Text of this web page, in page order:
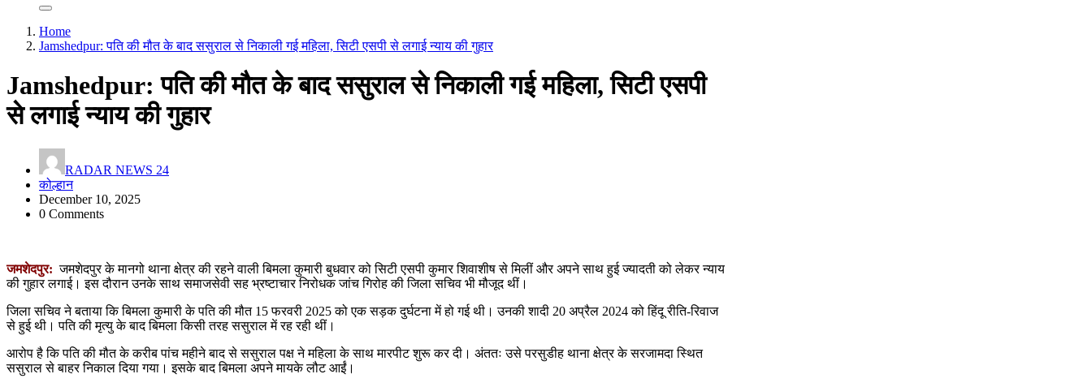
Home
Jamshedpur: पति की मौत के बाद ससुराल से निकाली गई महिला, सिटी एसपी से लगाई न्याय की गुहार
Jamshedpur: पति की मौत के बाद ससुराल से निकाली गई महिला, सिटी एसपी
से लगाई न्याय की गुहार
RADAR NEWS 24
कोल्हान
December 10, 2025
0 Comments
जमशेदपुर: जमशेदपुर के मानगो थाना क्षेत्र की रहने वाली बिमला कुमारी बुधवार को सिटी एसपी कुमार शिवाशीष से मिलीं और अपने साथ हुई ज्यादती को लेकर न्याय
की गुहार लगाई। इस दौरान उनके साथ समाजसेवी सह भ्रष्टाचार निरोधक जांच गिरोह की जिला सचिव भी मौजूद थीं।
जिला सचिव ने बताया कि बिमला कुमारी के पति की मौत 15 फरवरी 2025 को एक सड़क दुर्घटना में हो गई थी। उनकी शादी 20 अप्रैल 2024 को हिंदू रीति-रिवाज
से हुई थी। पति की मृत्यु के बाद बिमला किसी तरह ससुराल में रह रही थीं।
आरोप है कि पति की मौत के करीब पांच महीने बाद से ससुराल पक्ष ने महिला के साथ मारपीट शुरू कर दी। अंततः उसे परसुडीह थाना क्षेत्र के सरजामदा स्थित
ससुराल से बाहर निकाल दिया गया। इसके बाद बिमला अपने मायके लौट आईं।